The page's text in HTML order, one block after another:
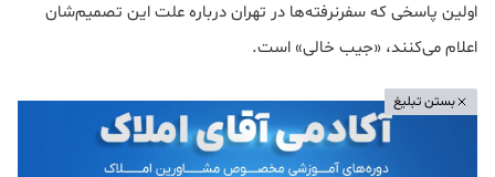
اولین پاسخی که سفرنرفته‌ها در تهران درباره علت این تصمیم‌شان
اعلام می‌کنند، «جیب خالی» است.
بستن تبلیغ